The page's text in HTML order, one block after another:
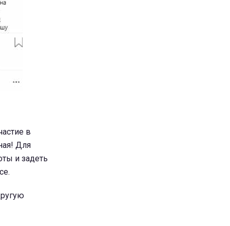
в
Для
и задеть